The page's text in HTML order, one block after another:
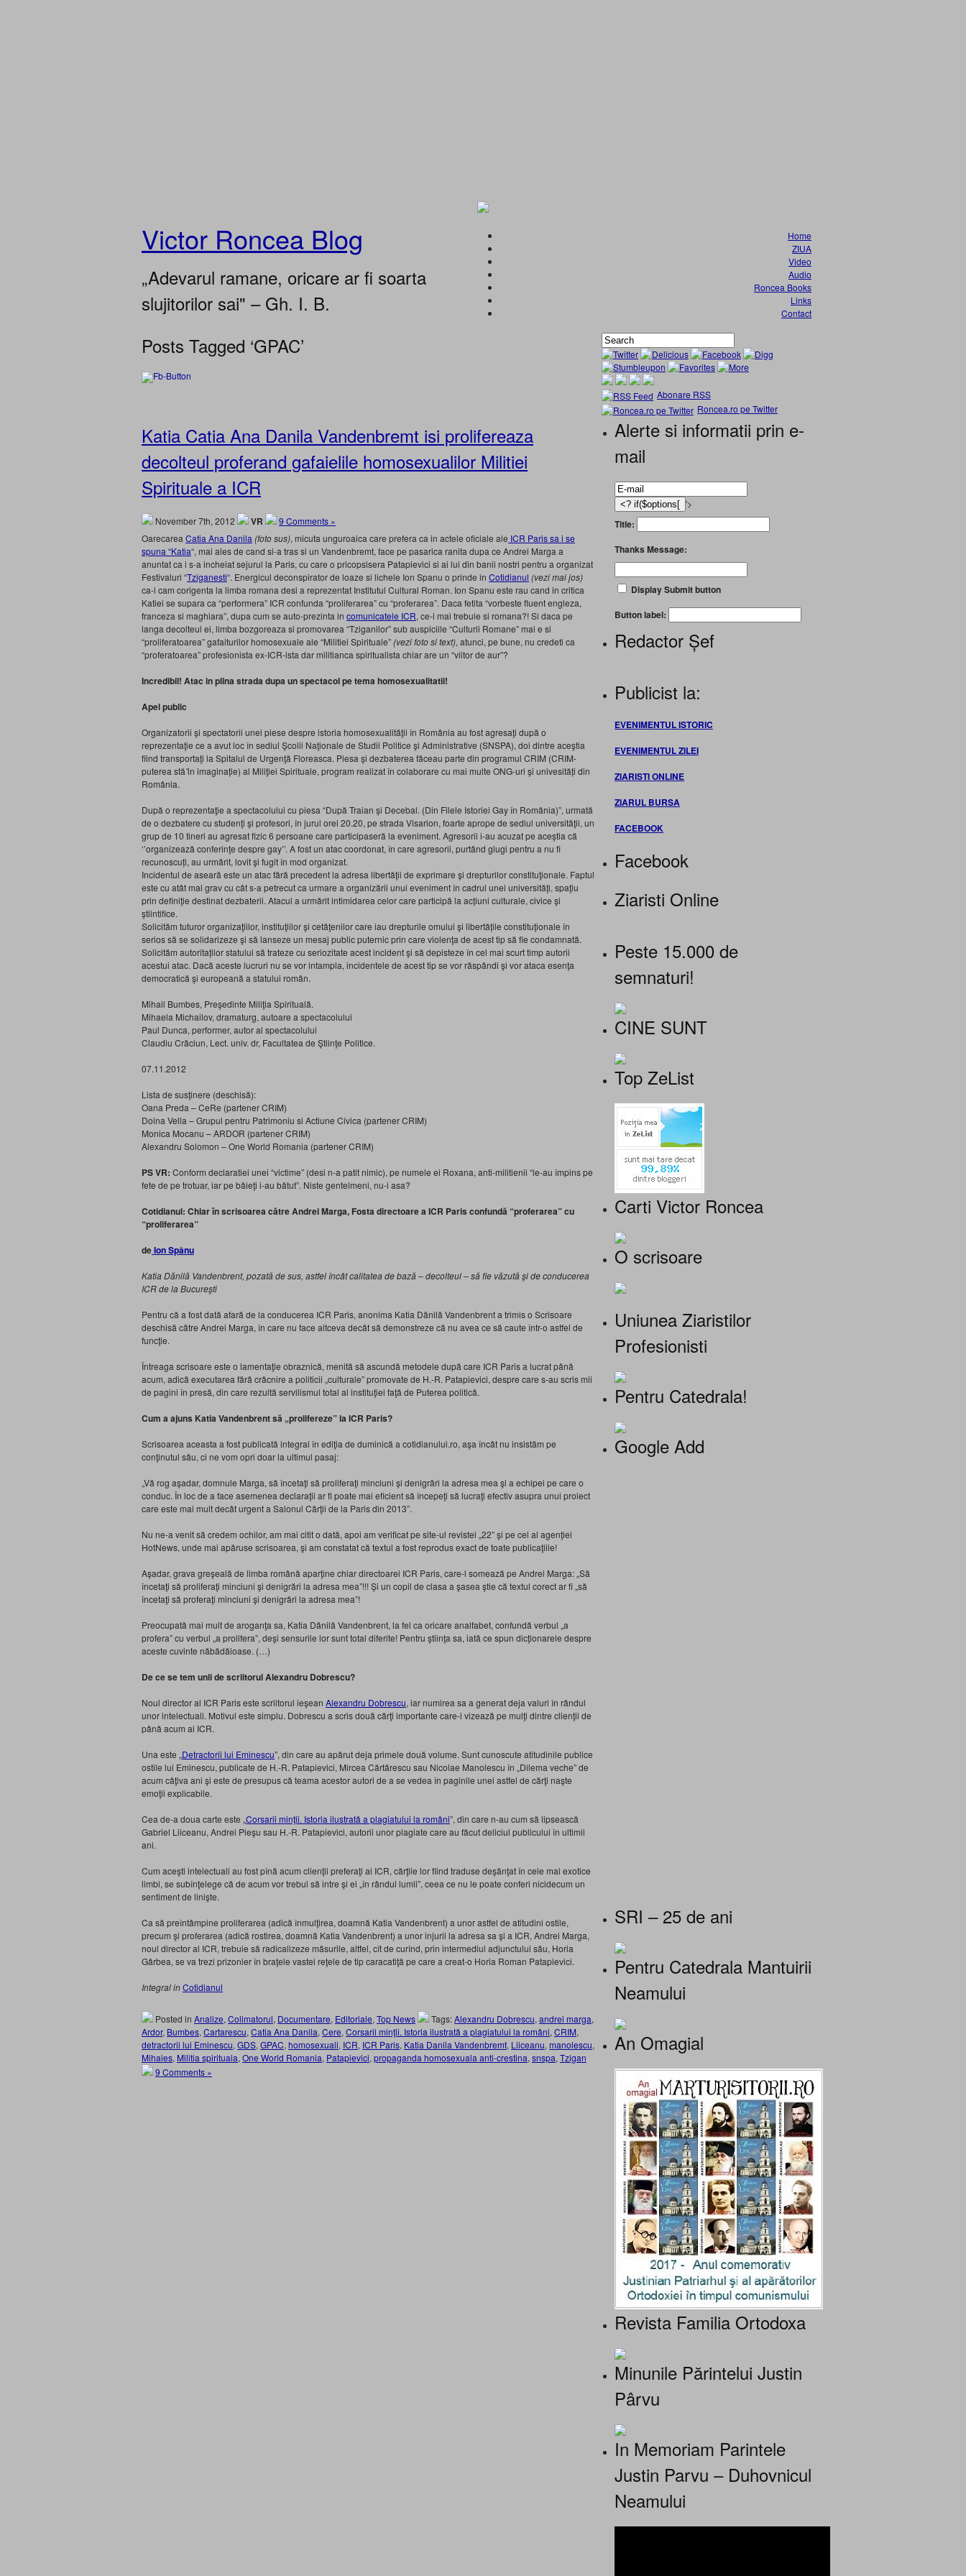
Victor Roncea Blog
„Adevarul ramane, oricare ar fi soarta
slujitorilor sai" – Gh. I. B.
Home
ZIUA
Video
Audio
Roncea Books
Links
Contact
Posts Tagged ‘GPAC’
Katia Catia Ana Danila Vandenbremt isi prolifereaza
decolteul proferand gafaielile homosexualilor Militiei
Spirituale a ICR
November 7th, 2012 VR
9 Comments »
Oarecarea Catia Ana Danila (foto sus), micuta unguroaica care prefera ca in actele oficiale ale ICR Paris sa i se
spuna “Katia“, mai ales de cand si-a tras si un Vandenbremt, face pe pasarica ranita dupa ce Andrei Marga a
anuntat ca i s-a incheiat sejurul la Paris, cu care o pricopsisera Patapievici si ai lui din banii nostri pentru a organizat
Festivaluri “Tziganesti“. Energicul deconspirator de loaze si lichele Ion Spanu o prinde in Cotidianul (vezi mai jos)
ca-i cam corigenta la limba romana desi a reprezentat Institutul Cultural Roman. Ion Spanu este rau cand in critica
Katiei se supara ca “performera” ICR confunda “proliferarea” cu “proferarea”. Daca fetita “vorbeste fluent engleza,
franceza si maghiara”, dupa cum se auto-prezinta in comunicatele ICR, ce-i mai trebuie si romana?! Si daca pe
langa decolteul ei, limba bozgoreaza si promovarea “Tziganilor” sub auspiciile “Culturii Romane” mai e si
“proliferatoarea” gafaiturilor homosexuale ale “Militiei Spirituale”(vezi foto si text), atunci, pe bune, nu credeti ca
“proferatoarea” profesionista ex-ICR-ista dar militianca spiritualista chiar are un “viitor de aur”?
Incredibil! Atac in plina strada dupa un spectacol pe tema homosexualitatii!
Apel public
Organizatorii şi spectatorii unei piese despre istoria homosexualităţii în România au fost agresaţi după o
reprezentaţie ce a avut loc în sediul Şcolii Naţionale de Studii Politice şi Administrative (SNSPA), doi dintre aceştia
fiind transportaţi la Spitalul de Urgenţă Floreasca. Piesa şi dezbaterea făceau parte din programul CRIM (CRIM-
puterea stă ȋn imaginație) al Miliţiei Spirituale, program realizat în colaborare cu mai multe ONG-uri şi univesități din
România.
După o reprezentaţie a spectacolului cu piesa “După Traian şi Decebal. (Din Filele Istoriei Gay în România)”, urmată
de o dezbatere cu studenţi şi profesori, în jurul orei 20.20, pe strada Visarion, foarte aprope de sediul universităţii, un
grup de 10 tineri au agresat fizic 6 persoane care participaseră la eveniment. Agresorii i-au acuzat pe aceştia că
‘’organizează conferinţe despre gay’’. A fost un atac coordonat, în care agresorii, purtând glugi pentru a nu fi
recunoscuți, au urmărit, lovit şi fugit în mod organizat.
Incidentul de aseară este un atac fără precedent la adresa libertăţii de exprimare şi drepturilor constituţionale. Faptul
este cu atât mai grav cu cât s-a petrecut ca urmare a organizării unui eveniment în cadrul unei universităţi, spaţiu
prin definiţie destinat dezbaterii. Atacul a urmărit intimidarea celor care participă la acțiuni culturale, civice şi
ştiintifice.
Solicităm tuturor organizaţiilor, instituţiilor şi cetăţenilor care iau drepturile omului şi libertățile constituţionale în
serios să se solidarizeze şi să lanseze un mesaj public puternic prin care violenţa de acest tip să fie condamnată.
Solicităm autoritaților statului să trateze cu seriozitate acest incident şi să depisteze în cel mai scurt timp autorii
acestui atac. Dacă aceste lucruri nu se vor intampla, incidentele de acest tip se vor răspândi şi vor ataca esenţa
democratică şi europeană a statului român.
Mihail Bumbes, Preşedinte Miliţia Spirituală.
Mihaela Michailov, dramaturg, autoare a spectacolului
Paul Dunca, performer, autor al spectacolului
Claudiu Crăciun, Lect. univ. dr, Facultatea de Ştiinţe Politice.
07.11.2012
Lista de susţinere (deschisă):
Oana Preda – CeRe (partener CRIM)
Doina Vella – Grupul pentru Patrimoniu si Actiune Civica (partener CRIM)
Monica Mocanu – ARDOR (partener CRIM)
Alexandru Solomon – One World Romania (partener CRIM)
PS VR: Conform declaratiei unei “victime” (desi n-a patit nimic), pe numele ei Roxana, anti-militienii “le-au împins pe
fete de pe trotuar, iar pe băieţi i-au bătut”. Niste gentelmeni, nu-i asa?
Cotidianul: Chiar în scrisoarea către Andrei Marga, Fosta directoare a ICR Paris confundă “proferarea” cu
“proliferarea”
deIon Spânu
Katia Dănilă Vandenbrent, pozată de sus, astfel încât calitatea de bază – decolteul – să fie văzută şi de conducerea
ICR de la Bucureşti
Pentru că a fost dată afară de la conducerea ICR Paris, anonima Katia Dănilă Vandenbrent a trimis o Scrisoare
deschisă către Andrei Marga, în care nu face altceva decât să demonstreze că nu avea ce să caute într-o astfel de
funcţie.
Întreaga scrisoare este o lamentaţie obraznică, menită să ascundă metodele după care ICR Paris a lucrat până
acum, adică executarea fără crâcnire a politicii „culturale” promovate de H.-R. Patapievici, despre care s-au scris mii
de pagini în presă, din care rezultă servilismul total al instituţiei faţă de Puterea politică.
Cum a ajuns Katia Vandenbrent să „prolifereze” la ICR Paris?
Scrisoarea aceasta a fost publicată integral în ediţia de duminică a cotidianului.ro, aşa încât nu insistăm pe
conţinutul său, ci ne vom opri doar la ultimul pasaj:
„Vă rog aşadar, domnule Marga, să încetaţi să proliferaţi minciuni şi denigrări la adresa mea şi a echipei pe care o
conduc. În loc de a face asemenea declaraţii ar fi poate mai eficient să începeţi să lucraţi efectiv asupra unui proiect
care este mai mult decât urgent a Salonul Cărţii de la Paris din 2013”.
Nu ne-a venit să credem ochilor, am mai citit o dată, apoi am verificat pe site-ul revistei „22” şi pe cel al agenţiei
HotNews, unde mai apăruse scrisoarea, şi am constatat că textul a fost reprodus exact de toate publicaţiile!
Aşadar, grava greşeală de limba română aparţine chiar directoarei ICR Paris, care-l somează pe Andrei Marga: „Să
încetaţi să proliferaţi minciuni şi denigrări la adresa mea”!!! Şi un copil de clasa a şasea ştie că textul corect ar fi „să
încetaţi să proferaţi minciuni şi denigrări la adresa mea”!
Preocupată mai mult de aroganţa sa, Katia Dănilă Vandenbrent, la fel ca oricare analfabet, confundă verbul „a
profera” cu verbul „a prolifera”, deşi sensurile lor sunt total diferite! Pentru ştiinţa sa, iată ce spun dicţionarele despre
aceste cuvinte năbădăioase. (…)
De ce se tem unii de scriitorul Alexandru Dobrescu?
Noul director al ICR Paris este scriitorul ieşean Alexandru Dobrescu, iar numirea sa a generat deja valuri în rândul
unor intelectuali. Motivul este simplu. Dobrescu a scris două cărţi importante care-i vizează pe mulţi dintre clienţii de
până acum ai ICR.
Una este „Detractorii lui Eminescu”, din care au apărut deja primele două volume. Sunt cunoscute atitudinile publice
ostile lui Eminescu, publicate de H.-R. Patapievici, Mircea Cărtărescu sau Nicolae Manolescu în „Dilema veche” de
acum câţiva ani şi este de presupus că teama acestor autori de a se vedea în paginile unei astfel de cărţi naşte
emoţii explicabile.
Cea de-a doua carte este „Corsarii minţii. Istoria ilustrată a plagiatului la români”, din care n-au cum să lipsească
Gabriel Liiceanu, Andrei Pleşu sau H.-R. Patapievici, autorii unor plagiate care au făcut deliciul publicului în ultimii
ani.
Cum aceşti intelectuali au fost pînă acum clienţii preferaţi ai ICR, cărţile lor fiind traduse deşănţat în cele mai exotice
limbi, se subînţelege că de acum vor trebui să intre şi ei „în rândul lumii”, ceea ce nu le poate conferi nicidecum un
sentiment de linişte.
Ca să preîntâmpine proliferarea (adică înmulţirea, doamnă Katia Vandenbrent) a unor astfel de atitudini ostile,
precum şi proferarea (adică rostirea, doamnă Katia Vandenbrent) a unor injurii la adresa sa şi a ICR, Andrei Marga,
noul director al ICR, trebuie să radicalizeze măsurile, altfel, cît de curînd, prin intermediul adjunctului său, Horia
Gârbea, se va trezi prizonier în braţele vastei reţele de tip caracatiţă pe care a creat-o Horia Roman Patapievici.
Integral inCotidianul
Posted in Analize, Colimatorul, Documentare, Editoriale, Top News Tags:Alexandru Dobrescu, andrei marga,
Ardor, Bumbes, Cartarescu, Catia Ana Danila, Cere, Corsarii minţii. Istoria ilustrată a plagiatului la români, CRIM,
detractorii lui Eminescu, GDS, GPAC, homosexuali, ICR, ICR Paris, Katia Danila Vandenbremt, Liiceanu, manolescu,
Mihaies, Militia spirituala, One World Romania, Patapievici, propaganda homosexuala anti-crestina, snspa, Tzigan
9 Comments »
Abonare RSS
Roncea.ro pe Twitter
Alerte si informatii prin e-
mail
'>
Title:
Thanks Message:
Display Submit button
Button label:
Redactor Șef
Publicist la:
EVENIMENTUL ISTORIC
EVENIMENTUL ZILEI
ZIARISTI ONLINE
ZIARUL BURSA
FACEBOOK
Facebook
Ziaristi Online
Peste 15.000 de
semnaturi!
CINE SUNT
Top ZeList
Carti Victor Roncea
O scrisoare
Uniunea Ziaristilor
Profesionisti
Pentru Catedrala!
Google Add
SRI – 25 de ani
Pentru Catedrala Mantuirii
Neamului
An Omagial
Revista Familia Ortodoxa
Minunile Părintelui Justin
Pârvu
In Memoriam Parintele
Justin Parvu – Duhovnicul
Neamului